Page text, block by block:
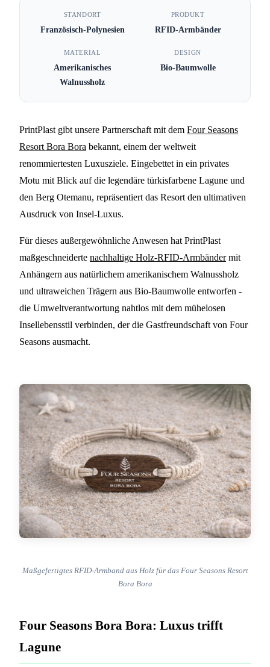
PrintPlast kooperiert mit
Four Seasons Bora Bora -
Nachhaltige RFID-
Armbaender aus Holz
4 MIN. LESEZEIT
STANDORT
Französisch-Polynesien
PRODUKT
RFID-Armbänder
MATERIAL
Amerikanisches
Walnussholz
DESIGN
Bio-Baumwolle
PrintPlast gibt unsere Partnerschaft mit dem Four Seasons
Resort Bora Bora bekannt, einem der weltweit
renommiertesten Luxusziele. Eingebettet in ein privates
Motu mit Blick auf die legendäre türkisfarbene Lagune und
den Berg Otemanu, repräsentiert das Resort den ultimativen
Ausdruck von Insel-Luxus.
Für dieses außergewöhnliche Anwesen hat PrintPlast
maßgeschneiderte nachhaltige Holz-RFID-Armbändermit
Anhängern aus natürlichem amerikanischem Walnussholz
und ultraweichen Trägern aus Bio-Baumwolle entworfen -
die Umweltverantwortung nahtlos mit dem mühelosen
Insellebensstil verbinden, der die Gastfreundschaft von Four
Seasons ausmacht.
Maßgefertigtes RFID-Armband aus Holz für das Four Seasons Resort
Bora Bora
Four Seasons Bora Bora: Luxus trifft
Lagune